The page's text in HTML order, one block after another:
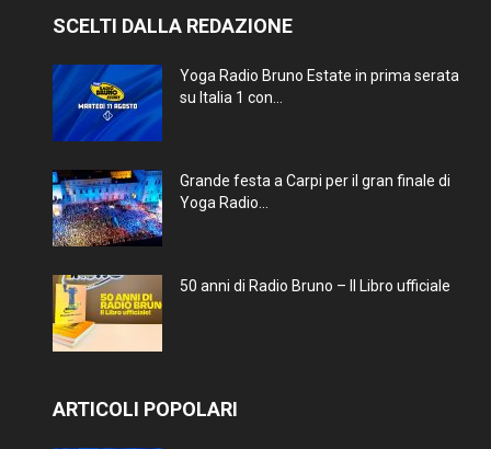
SCELTI DALLA REDAZIONE
Yoga Radio Bruno Estate in prima serata
su Italia 1 con...
Grande festa a Carpi per il gran finale di
Yoga Radio...
50 anni di Radio Bruno – Il Libro ufficiale
ARTICOLI POPOLARI